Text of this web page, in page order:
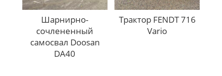
Шарнирно-
сочлененный
самосвал Doosan
DA40
Трактор FENDT 716
Vario